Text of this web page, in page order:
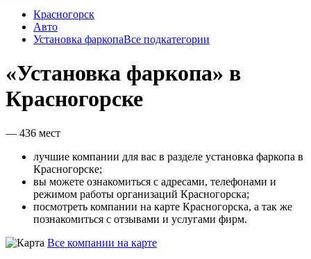
Красногорск
Авто
Установка фаркопаВсе подкатегории
«Установка фаркопа» в
Красногорске
— 436 мест
лучшие компании для вас в разделе установка фаркопа в
Красногорске;
вы можете ознакомиться с адресами, телефонами и
режимом работы организаций Красногорска;
посмотреть компании на карте Красногорска, а так же
познакомиться с отзывами и услугами фирм.
Все компании на карте